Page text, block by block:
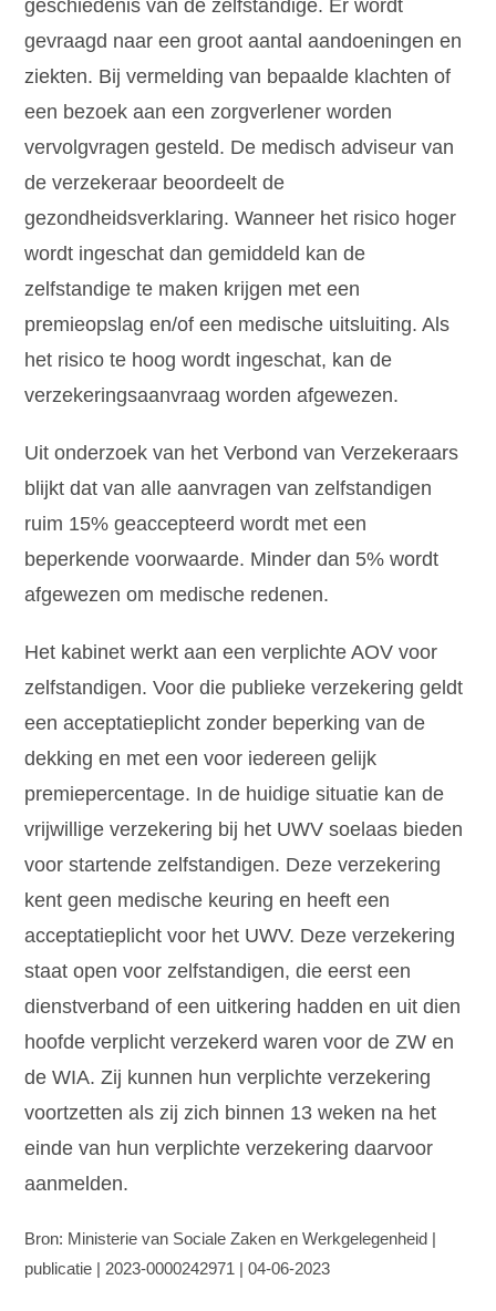
geschiedenis van de zelfstandige. Er wordt
gevraagd naar een groot aantal aandoeningen en
ziekten. Bij vermelding van bepaalde klachten of
een bezoek aan een zorgverlener worden
vervolgvragen gesteld. De medisch adviseur van
de verzekeraar beoordeelt de
gezondheidsverklaring. Wanneer het risico hoger
wordt ingeschat dan gemiddeld kan de
zelfstandige te maken krijgen met een
premieopslag en/of een medische uitsluiting. Als
het risico te hoog wordt ingeschat, kan de
verzekeringsaanvraag worden afgewezen.
Uit onderzoek van het Verbond van Verzekeraars
blijkt dat van alle aanvragen van zelfstandigen
ruim 15% geaccepteerd wordt met een
beperkende voorwaarde. Minder dan 5% wordt
afgewezen om medische redenen.
Het kabinet werkt aan een verplichte AOV voor
zelfstandigen. Voor die publieke verzekering geldt
een acceptatieplicht zonder beperking van de
dekking en met een voor iedereen gelijk
premiepercentage. In de huidige situatie kan de
vrijwillige verzekering bij het UWV soelaas bieden
voor startende zelfstandigen. Deze verzekering
kent geen medische keuring en heeft een
acceptatieplicht voor het UWV. Deze verzekering
staat open voor zelfstandigen, die eerst een
dienstverband of een uitkering hadden en uit dien
hoofde verplicht verzekerd waren voor de ZW en
de WIA. Zij kunnen hun verplichte verzekering
voortzetten als zij zich binnen 13 weken na het
einde van hun verplichte verzekering daarvoor
aanmelden.
Bron: Ministerie van Sociale Zaken en Werkgelegenheid |
publicatie | 2023-0000242971 | 04-06-2023